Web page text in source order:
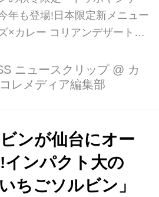
した真っ...
年も登場!日本限定新メニュー
×カレー コリアンデザートカ
ッポギシリーズ』が登場! 10
火)より期間限定で販売がスタ
氷のイメージが強いソルビン
秋冬限定で登場するメニュー
です♡ 昨年、秋冬限定で登場
集めたホットメニュー『トッ
ニュースクリップ @ カ
レメディア編集部
ンが仙台にオー
インパクト大の
いちごソルビン」